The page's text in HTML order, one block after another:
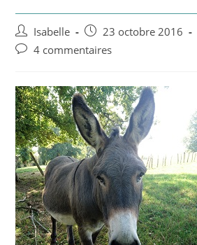
Auteur/autrice
de
Isabelle
Post
published:
23 octobre 2016
Post4 commentaires